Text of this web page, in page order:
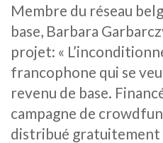
Membre du réseau
base, Barbara
projet: «
francophone qui se
revenu de base.
campagne de
distribué gratuitement